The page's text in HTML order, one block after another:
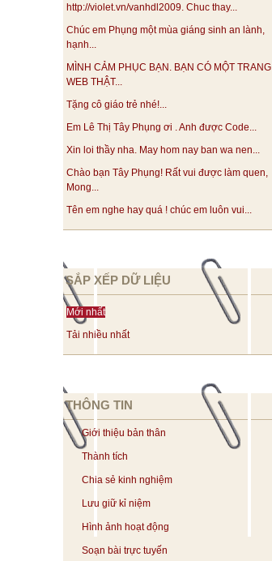
http://violet.vn/vanhdl2009. Chuc thay...
Chúc em Phụng một mùa giáng sinh an lành,
hạnh...
MÌNH CẢM PHỤC BẠN. BẠN CÓ MỘT TRANG
WEB THẬT...
Tặng cô giáo trẻ nhé!...
Em Lê Thị Tây Phụng ơi . Anh được Code...
Xin loi thầy nha. May hom nay ban wa nen...
Chào bạn Tây Phụng! Rất vui được làm quen,
Mong...
Tên em nghe hay quá ! chúc em luôn vui...
SẮP XẾP DỮ LIỆU
Mới nhất
Tải nhiều nhất
THÔNG TIN
Giới thiệu bản thân
Thành tích
Chia sẻ kinh nghiệm
Lưu giữ kỉ niệm
Hình ảnh hoạt động
Soạn bài trực tuyến